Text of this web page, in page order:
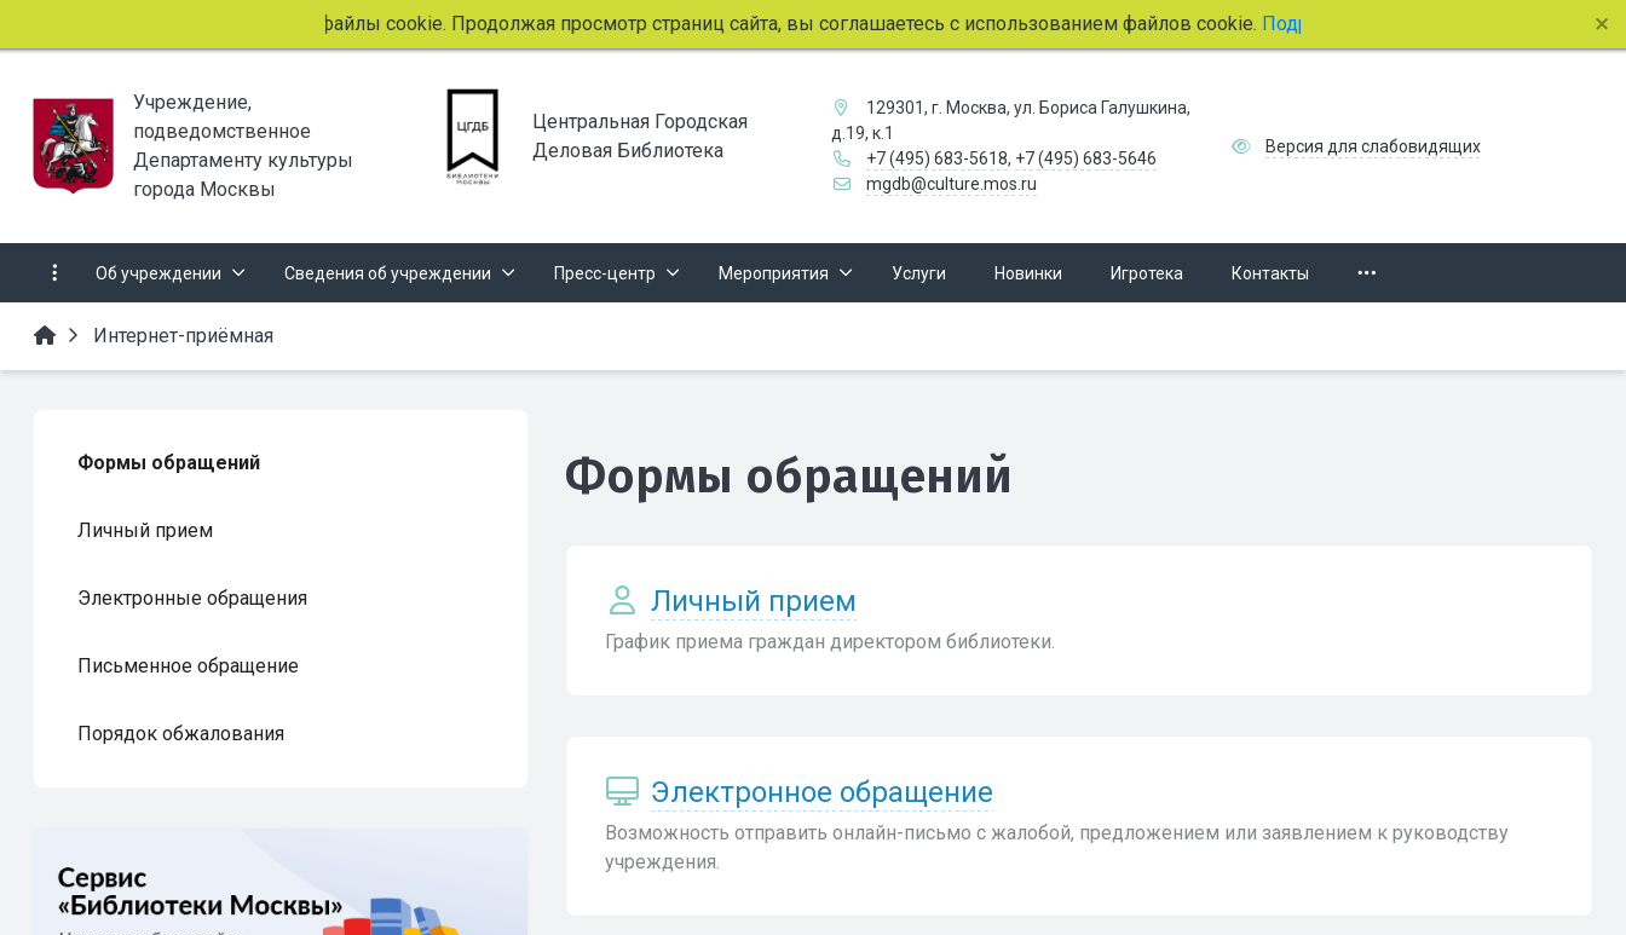
Этот сайт использует файлы cookie. Продолжая просмотр страниц сайта, вы соглашаетесь с использованием файлов cookie.Подробнее.
Учреждение,
подведомственное
Департаменту культуры
города Москвы
Центральная Городская
Деловая Библиотека
129301, г. Москва, ул. Бориса Галушкина,
д.19, к.1
+7 (495) 683-5618, +7 (495) 683-5646
mgdb@culture.mos.ru
Версия для слабовидящих
Об учреждении Сведения об учреждении Пресс-центр Мероприятия Услуги Новинки Игротека Контакты
Интернет-приёмная
Формы обращений
Личный прием
Электронные обращения
Письменное обращение
Порядок обжалования
Формы обращений
Личный прием
График приема граждан директором библиотеки.
Электронное обращение
Возможность отправить онлайн-письмо с жалобой, предложением или заявлением к руководству
учреждения.